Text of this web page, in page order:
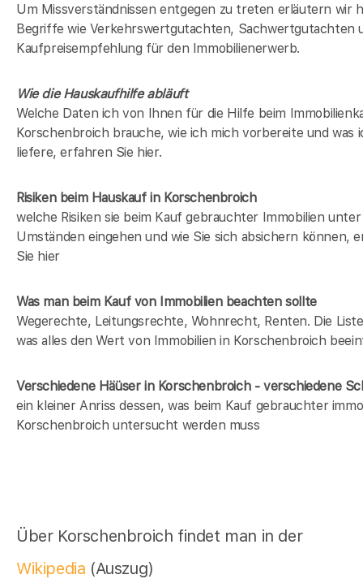
Um Missverständnissen entgegen zu treten erläutern wir
Begriffe wie Verkehrswertgutachten, Sachwertgutachten
Kaufpreisempfehlung für den Immobilienerwerb.
Wie die Hauskaufhilfe abläuft
Welche Daten ich von Ihnen für die Hilfe beim
Korschenbroich brauche, wie ich mich vorbereite und was
liefere, erfahren Sie hier.
Risiken beim Hauskaufin Korschenbroich
welche Risiken sie beim Kauf gebrauchter Immobilien unter
Umständen eingehen und wie Sie sich absichern können,
Sie hier
Was man beim Kauf von Immobilien beachten sollte
Wegerechte, Leitungsrechte, Wohnrecht, Renten. Die
was alles den Wert von Immobilien in Korschenbroich
Verschiedene Häüser in Korschenbroich - verschiedene
ein kleiner Anriss dessen, was beim Kauf gebrauchter
Korschenbroich untersucht werden muss
Über Korschenbroich findet man in der
Wikipedia (Auszug)